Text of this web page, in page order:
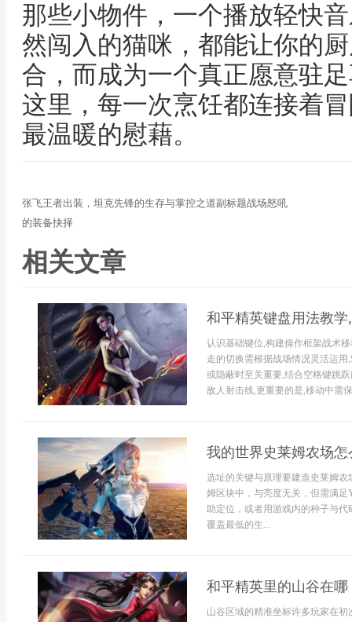
那些小物件，一个播放轻快
然闯入的猫咪，都能让你的
合，而成为一个真正愿意驻
这里，每一次烹饪都连接着
最温暖的慰藉。
张飞王者出装，坦克先锋的生存与掌控之道副标题战场怒吼
的装备抉择
相关文章
和平精英键盘用法教
认识基础键位,构建操作框架战术
走的切换需根据战场情况灵活运
或隐蔽时至关重要,结合空格键跳
敌人射击线,更重要的是,移动中需
我的世界史莱姆农场
选址的关键与原理要建造史莱姆
姆区块中，与亮度无关，但需满
助定位，或者用游戏内的种子与
覆盖最低的生...
和平精英里的山谷在
山谷区域的精准坐标许多玩家在